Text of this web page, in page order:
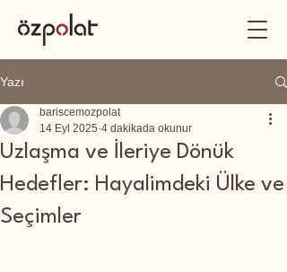
Yazı
Uzlaşma ve İleriye Dönük
Hedefler: Hayalimdeki Ülke ve
Seçimler
bariscemozpolat
14 Eyl 2025 4 dakikada okunur